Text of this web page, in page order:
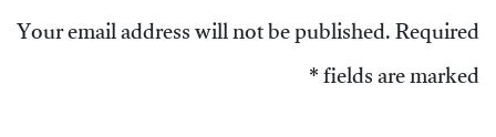
Your email address will not be published.Required
fields are marked
*